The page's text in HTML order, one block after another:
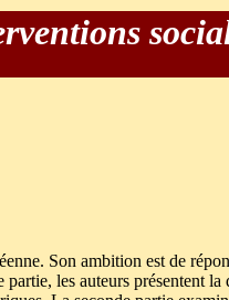
Son ambition est de
les auteurs présentent